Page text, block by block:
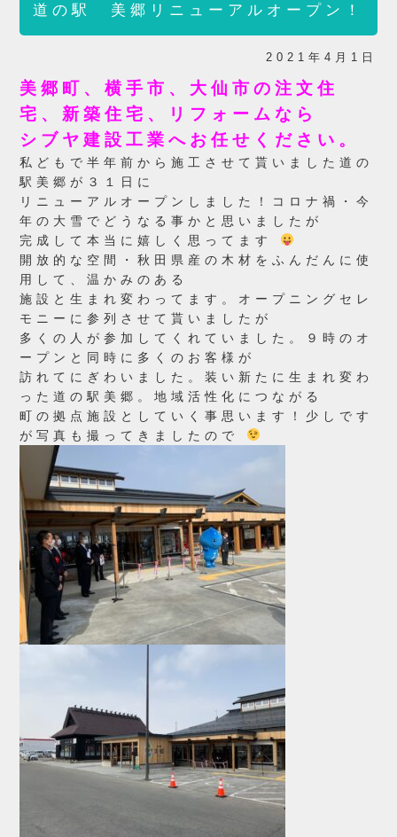
道の駅 美郷リニューアルオープン！
2021年4月1日
美郷町、横手市、大仙市の注文住
宅、新築住宅、リフォームなら
シブヤ建設工業へお任せください。
私どもで半年前から施工させて貰いました道の
駅美郷が３１日に
リニューアルオープンしました！コロナ禍・今
年の大雪でどうなる事かと思いましたが
完成して本当に嬉しく思ってます
開放的な空間・秋田県産の木材をふんだんに使
用して、温かみのある
施設と生まれ変わってます。オープニングセレ
モニーに参列させて貰いましたが
多くの人が参加してくれていました。９時のオ
ープンと同時に多くのお客様が
訪れてにぎわいました。装い新たに生まれ変わ
った道の駅美郷。地域活性化につながる
町の拠点施設としていく事思います！少しです
が写真も撮ってきましたので